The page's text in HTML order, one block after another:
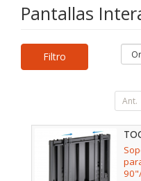
Pantallas
Filtro
Ant.